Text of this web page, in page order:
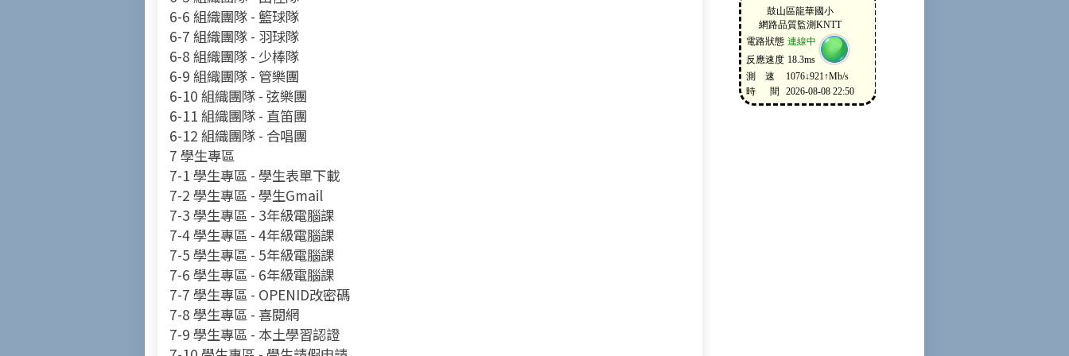
6-6 組織團隊 - 籃球隊
6-7 組織團隊 - 羽球隊
6-8 組織團隊 - 少棒隊
6-9 組織團隊 - 管樂團
6-10 組織團隊 - 弦樂團
6-11 組織團隊 - 直笛團
6-12 組織團隊 - 合唱團
7 學生專區
7-1 學生專區 - 學生表單下載
7-2 學生專區 - 學生Gmail
7-3 學生專區 - 3年級電腦課
7-4 學生專區 - 4年級電腦課
7-5 學生專區 - 5年級電腦課
7-6 學生專區 - 6年級電腦課
7-7 學生專區 - OPENID改密碼
7-8 學生專區 - 喜閱網
7-9 學生專區 - 本土學習認證